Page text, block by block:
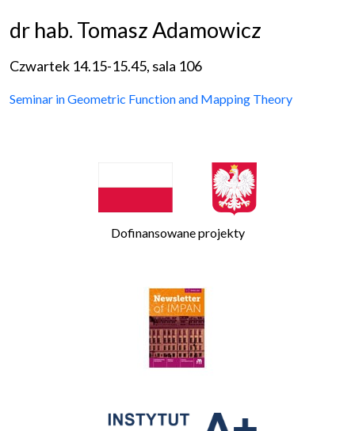
dr hab. Tomasz Adamowicz
Czwartek 14.15-15.45, sala 106
Seminar in Geometric Function and Mapping Theory
Dofinansowane projekty